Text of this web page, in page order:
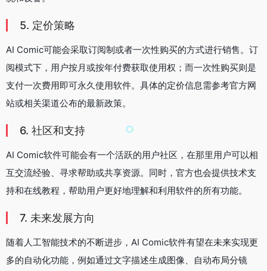
5. 定价策略
AI Comic可能会采取订阅制或者一次性购买的方式进行销售。订
阅模式下，用户按月或按年付费获取使用权；而一次性购买则是
支付一次费用即可永久使用软件。具体的定价信息需参考官方网
站或相关渠道公布的最新政策。
6. 社区和支持
AI Comic软件可能会有一个活跃的用户社区，在那里用户可以相
互交流经验、寻求帮助或共享资源。同时，官方也会提供技术支
持和在线教程，帮助用户更好地理解和利用软件的所有功能。
7. 未来发展方向
随着人工智能技术的不断进步，AI Comic软件有望在未来实现更
多的自动化功能，例如通过文字描述生成图像、自动布局分镜